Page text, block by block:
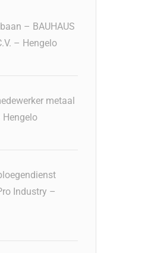
– BAUHAUS
– Hengelo
metaal
Hengelo
Industry –